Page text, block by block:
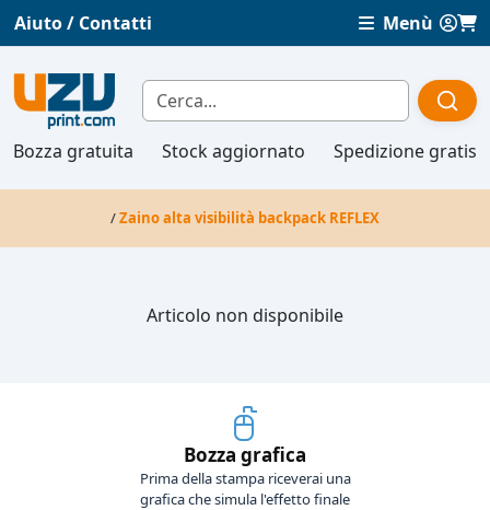
Aiuto / Contatti Menù
Bozza gratuita Stock aggiornato Spedizione gratis
/Zaino alta visibilità backpack REFLEX
Articolo non disponibile
Bozza grafica
Prima della stampa riceverai una
grafica che simula l'effetto finale